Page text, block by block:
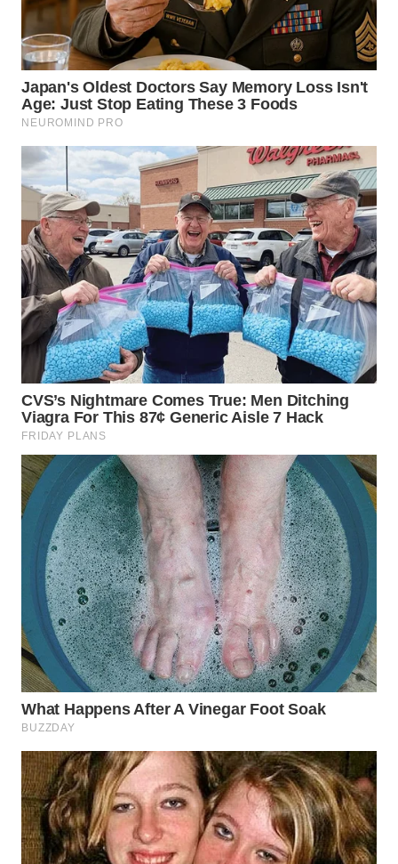
WN
KALSEL
WN
KALTIM
SULSEL
WN
GORONTALO
WN
SULUT
WN
MALUKU
WN
MALUT
WN
DAIRI
WN
DANAU
TOBA
WN
NIAS
WN
LANGKAT
WN
TAPANULI
SELATAN
WN
TANJUNG